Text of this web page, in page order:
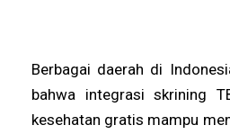
Berbagai daerah di
bahwa integrasi skrining
kesehatan gratis mampu